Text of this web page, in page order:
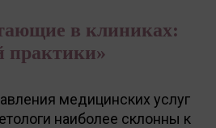
в клиниках:
практики»
медицинских услуг
наиболее склонны к